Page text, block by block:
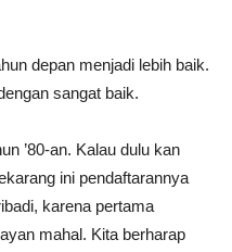
depan menjadi lebih baik.
sangat baik.
’80-an. Kalau dulu kan
ini pendaftarannya
karena pertama
mahal. Kita berharap